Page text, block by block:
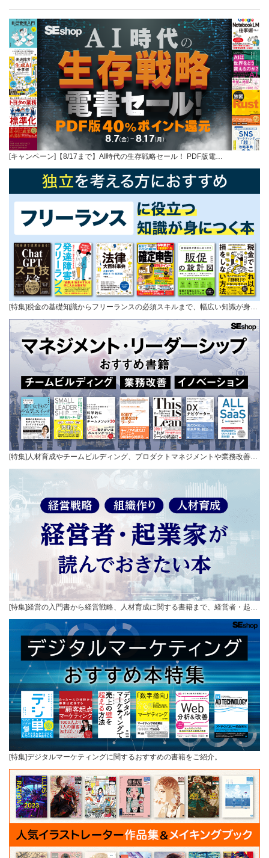
[キャンペーン]【8/17まで】AI時代の生存戦略セール！ PDF版電…
[特集]税金の基礎知識からフリーランスの必須スキルまで、幅広い知識が身…
[特集]人材育成やチームビルディング、プロダクトマネジメントや業務改善…
[特集]経営の入門書から経営戦略、人材育成に関する書籍まで、経営者・起…
[特集]デジタルマーケティングに関するおすすめの書籍をご紹介。